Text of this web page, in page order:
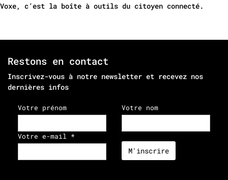
Voxe, c’est la boîte à outils du citoyen connecté.
Restons en contact
Inscrivez-vous à notre newsletter et recevez nos
dernières infos
Votre prénom Votre nom
Votre e-mail *